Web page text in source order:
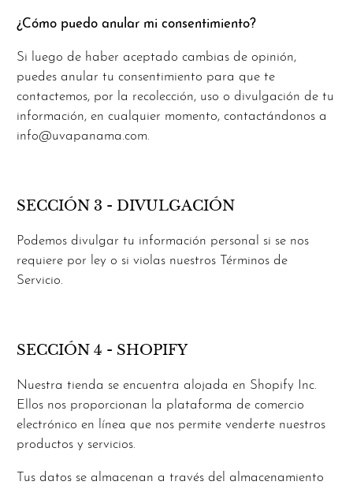
¿Cómo puedo anular mi consentimiento?
Si luego de haber aceptado cambias de opinión,
puedes anular tu consentimiento para que te
contactemos, por la recolección, uso o divulgación de tu
información, en cualquier momento, contactándonos a
info@uvapanama.com.
SECCIÓN 3 - DIVULGACIÓN
Podemos divulgar tu información personal si se nos
requiere por ley o si violas nuestros Términos de
Servicio.
SECCIÓN 4 - SHOPIFY
Nuestra tienda se encuentra alojada en Shopify Inc.
Ellos nos proporcionan la plataforma de comercio
electrónico en línea que nos permite venderte nuestros
productos y servicios.
Tus datos se almacenan a través del almacenamiento